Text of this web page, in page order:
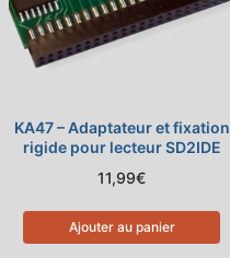
KA47 – Adaptateur et fixation
rigide pour lecteur SD2IDE
11,99€
Ajouter au panier